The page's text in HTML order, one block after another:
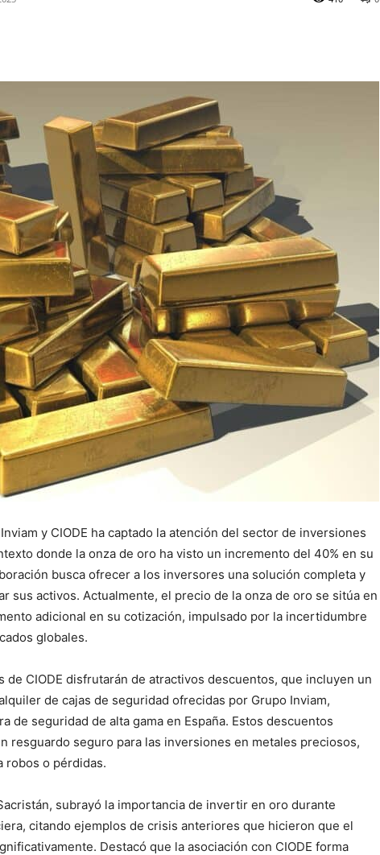
y CIODE ha captado la atención del sector de inversiones
donde la onza de oro ha visto un incremento del 40% en su
busca ofrecer a los inversores una solución completa y
sus activos. Actualmente, el precio de la onza de oro se sitúa en
adicional en su cotización, impulsado por la incertidumbre
globales.
de CIODE disfrutarán de atractivos descuentos, que incluyen un
de cajas de seguridad ofrecidas por Grupo Inviam,
de seguridad de alta gama en España. Estos descuentos
resguardo seguro para las inversiones en metales preciosos,
robos o pérdidas.
subrayó la importancia de invertir en oro durante
citando ejemplos de crisis anteriores que hicieron que el
Destacó que la asociación con CIODE forma